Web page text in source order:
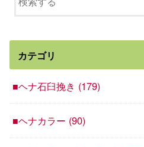
カテゴリ
■ヘナ石臼挽き (179)
■ヘナカラー (90)